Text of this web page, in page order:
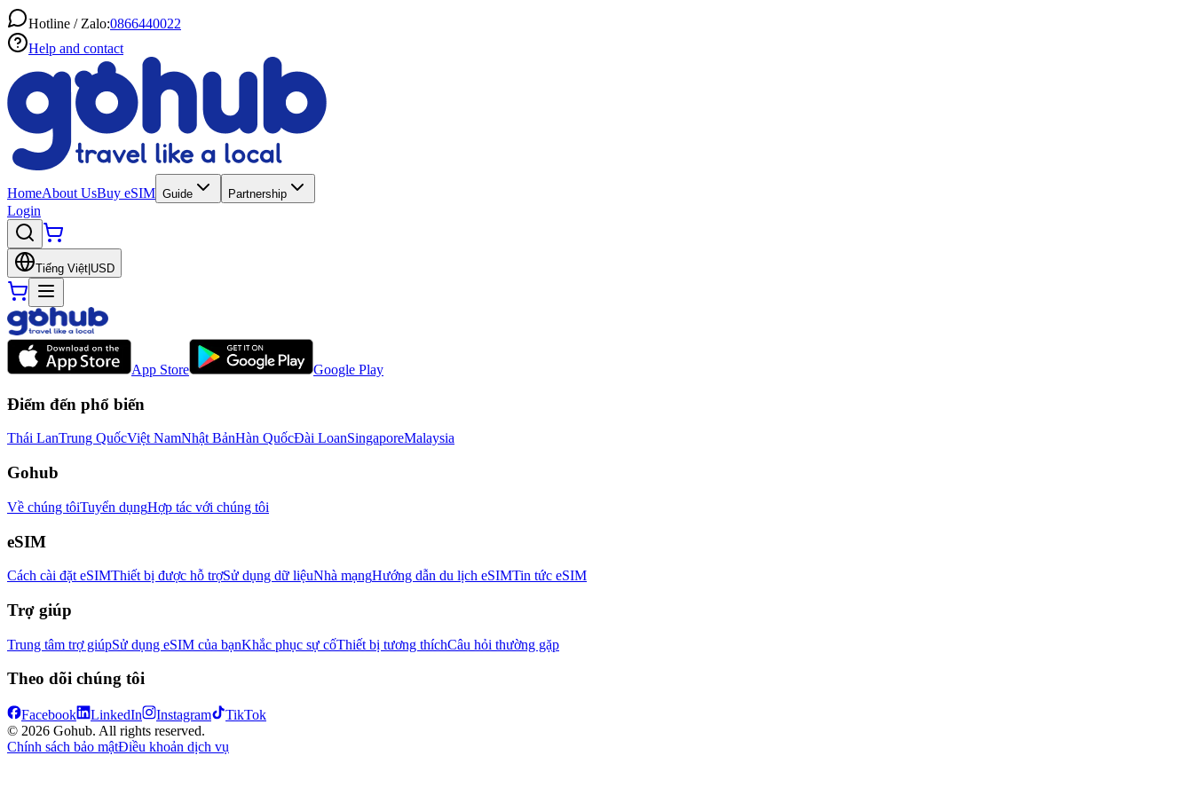
Hotline / Zalo:0866440022
Help and contact
HomeAbout UsBuy eSIM Guide Partnership
Login
Tiếng Việt USD
App Store Google Play
Điểm đến phổ biến
Thái LanTrung QuốcViệt NamNhật BảnHàn QuốcĐài LoanSingaporeMalaysia
Gohub
Về chúng tôiTuyển dụngHợp tác với chúng tôi
eSIM
Cách cài đặt eSIMThiết bị được hỗ trợSử dụng dữ liệuNhà mạngHướng dẫn du lịch eSIMTin tức eSIM
Trợ giúp
Trung tâm trợ giúpSử dụng eSIM của bạnKhắc phục sự cốThiết bị tương thíchCâu hỏi thường gặp
Theo dõi chúng tôi
Facebook LinkedIn Instagram
TikTok
© 2026 Gohub. All rights reserved.
Chính sách bảo mậtĐiều khoản dịch vụ